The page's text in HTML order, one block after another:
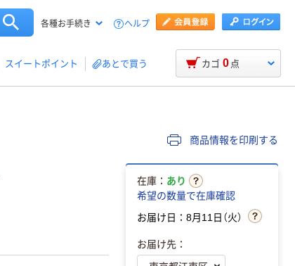
各種お手続き ヘルプ
スイートポイント あとで買う カゴ 0 点
商品情報を印刷する
在庫： あり
希望の数量で在庫確認
お届け日：8月11日（火）
お届け先：